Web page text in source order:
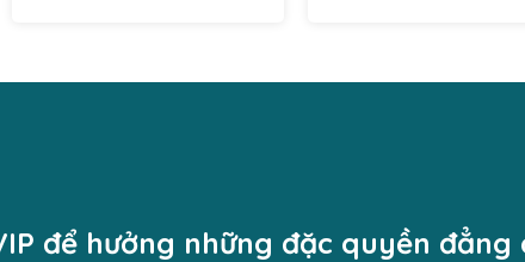
để hưởng những đặc quyền đẳng